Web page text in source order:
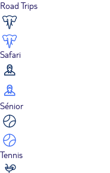
Road Trips
Safari
Sénior
Tennis